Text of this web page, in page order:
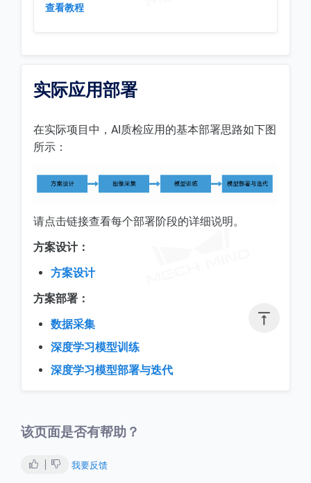

查看教程
实际应用部署
在实际项目中，AI质检应用的基本部署思路如下图
所示：
请点击链接查看每个部署阶段的详细说明。
方案设计：
方案设计
方案部署：
数据采集
深度学习模型训练
深度学习模型部署与迭代
该页面是否有帮助？
我要反馈